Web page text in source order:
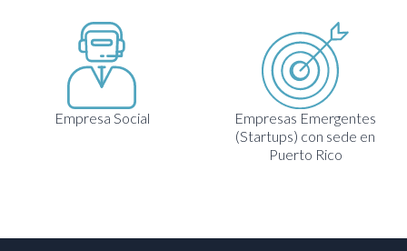
Empresa Social
Empresas Emergentes
(Startups) con sede en
Puerto Rico